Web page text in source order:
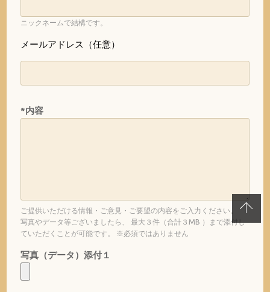
ニックネームで結構です。
メールアドレス（任意）
*内容
ご提供いただける情報・ご意見・ご要望の内容をご入力ください。
写真やデータ等ございましたら、 最大３件（合計３MB ）まで添付し
ていただくことが可能です。 ※必須ではありません
写真（データ）添付１